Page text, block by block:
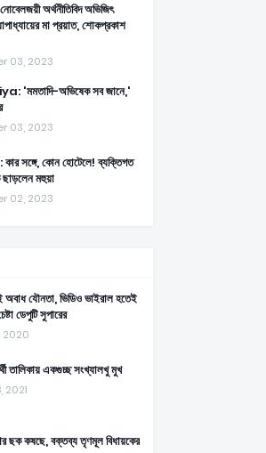
অর্থনীতিবিদ অভিজিৎ
মা প্রয়াত, শোকপ্রকাশ
03, 2023
'মমতাদি-অভিষেক সব জানে,'
03, 2023
সঙ্গে, কোন হোটেলে! ব্যক্তিগত
মহুয়া
02, 2023
অবাধ যৌনতা, ভিডিও ভাইরাল হতেই
ডেপুটি সুপারের
2020
তালিকায় একগুচ্ছ সংখ্যালখু মুখ
2021
ছক কষছে, বক্তব্য তৃণমূল বিধায়কের